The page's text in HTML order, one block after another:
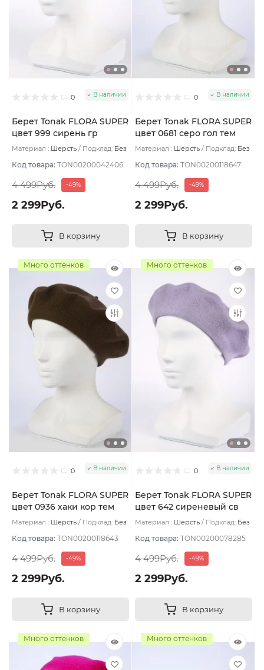
0 В наличии
Берет Tonak FLORA SUPER
цвет 999 сирень гр
Материал : Шерсть Подклад: Без
Код товара: TON00200042406
4 499Руб. -49%
2 299Руб.
В корзину
0 В наличии
Берет Tonak FLORA SUPER
цвет 0681 серо гол тем
Материал : Шерсть Подклад: Без
Код товара: TON00200118647
4 499Руб. -49%
2 299Руб.
В корзину
Много оттенков
0 В наличии
Берет Tonak FLORA SUPER
цвет 0936 хаки кор тем
Материал : Шерсть Подклад: Без
Код товара: TON00200118643
4 499Руб. -49%
2 299Руб.
В корзину
Много оттенков
0 В наличии
Берет Tonak FLORA SUPER
цвет 642 сиреневый св
Материал : Шерсть Подклад: Без
Код товара: TON00200078285
4 499Руб. -49%
2 299Руб.
В корзину
Много оттенков Много оттенков